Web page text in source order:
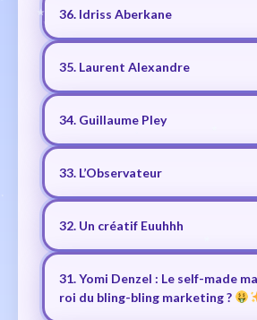
36. Idriss Aberkane
35. Laurent Alexandre
34. Guillaume Pley
33. L’Observateur
32. Un créatif Euuhhh
31. Yomi Denzel : Le self-made
roi du bling-bling marketing ?